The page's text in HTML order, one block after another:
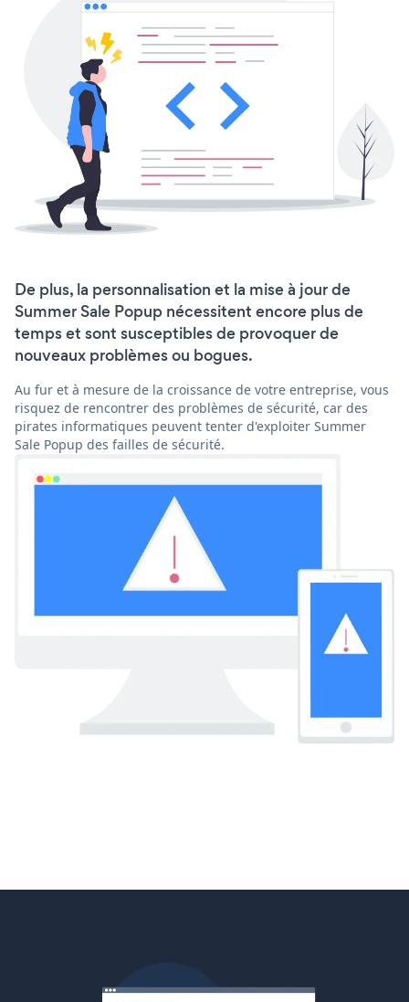
De plus, la personnalisation et la mise à jour de
Summer Sale Popup nécessitent encore plus de
temps et sont susceptibles de provoquer de
nouveaux problèmes ou bogues.
Au fur et à mesure de la croissance de votre entreprise, vous
risquez de rencontrer des problèmes de sécurité, car des
pirates informatiques peuvent tenter d'exploiter Summer
Sale Popup des failles de sécurité.